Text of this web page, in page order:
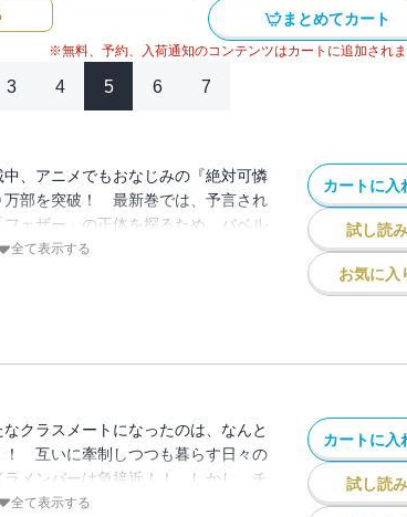
まとめてカート
※無料、予約、入荷通知のコンテンツはカートに追加されま
3 4 5 6 7
、アニメでもおなじみの『絶対可憐
万部を突破！ 最新巻では、予言され
ェザー」の正体を探るため、バベル
大組織が共同戦線を展開！ 美少女エ
全て表示する
カートに入
試し読み
お気に入
クラスメートになったのは、なんと
！ 互いに牽制しつつも暮らす日々の
ラメンバーは急接近！！ しかし、チ
ト」解明を企む「黒い幽霊」は邪魔
全て表示する
カートに入
試し読み